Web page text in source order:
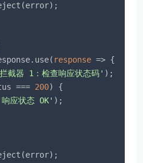
response => {
截器 1：检查响应状态码' );
=== 200) {
应状态 OK' );